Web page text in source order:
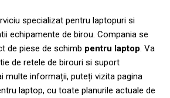
specializat pentru laptopuri si
echipamente de birou. Compania se
de piese de schimb pentru laptop. Va
de retele de birouri si suport
multe informații, puteți vizita pagina
laptop, cu toate planurile actuale de